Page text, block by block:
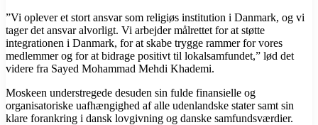
”Vi oplever et stort ansvar som religiøs institution i Danmark, og vi
tager det ansvar alvorligt. Vi arbejder målrettet for at støtte
integrationen i Danmark, for at skabe trygge rammer for vores
medlemmer og for at bidrage positivt til lokalsamfundet,” lød det
videre fra Sayed Mohammad Mehdi Khademi.
Moskeen understregede desuden sin fulde finansielle og
organisatoriske uafhængighed af alle udenlandske stater samt sin
klare forankring i dansk lovgivning og danske samfundsværdier.